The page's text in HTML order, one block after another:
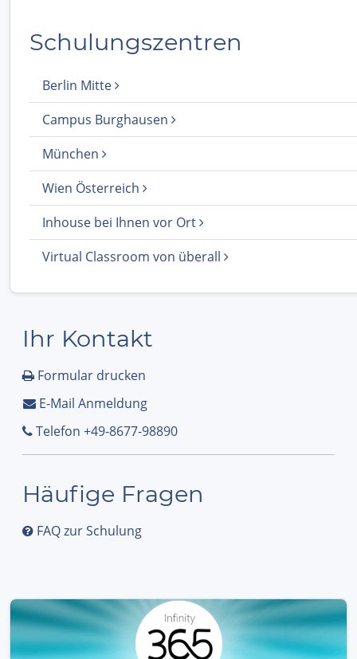
Schulungszentren
Berlin Mitte
Campus Burghausen
München
Wien Österreich
Inhouse bei Ihnen vor Ort
Virtual Classroom von überall
Ihr Kontakt
Formular drucken
E-Mail Anmeldung
Telefon +49-8677-98890
Häufige Fragen
FAQ zur Schulung